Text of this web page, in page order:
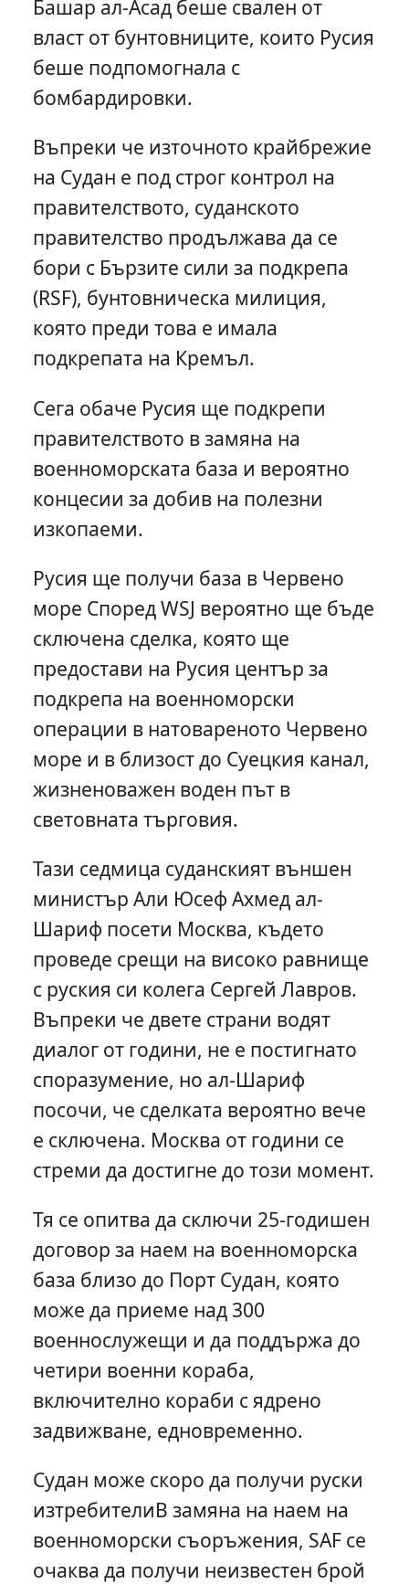
Башар ал-Асад беше свален от
власт от бунтовниците, които Русия
беше подпомогнала с
бомбардировки.
Въпреки че източното крайбрежие
на Судан е под строг контрол на
правителството, суданското
правителство продължава да се
бори с Бързите сили за подкрепа
(RSF), бунтовническа милиция,
която преди това е имала
подкрепата на Кремъл.
Сега обаче Русия ще подкрепи
правителството в замяна на
военноморската база и вероятно
концесии за добив на полезни
изкопаеми.
Русия ще получи база в Червено
море Според WSJ вероятно ще бъде
сключена сделка, която ще
предостави на Русия център за
подкрепа на военноморски
операции в натовареното Червено
море и в близост до Суецкия канал,
жизненоважен воден път в
световната търговия.
Тази седмица суданският външен
министър Али Юсеф Ахмед ал-
Шариф посети Москва, където
проведе срещи на високо равнище
с руския си колега Сергей Лавров.
Въпреки че двете страни водят
диалог от години, не е постигнато
споразумение, но ал-Шариф
посочи, че сделката вероятно вече
е сключена. Москва от години се
стреми да достигне до този момент.
Тя се опитва да сключи 25-годишен
договор за наем на военноморска
база близо до Порт Судан, която
може да приеме над 300
военнослужещи и да поддържа до
четири военни кораба,
включително кораби с ядрено
задвижване, едновременно.
Судан може скоро да получи руски
изтребителиВ замяна на наем на
военноморски съоръжения, SAF се
очаква да получи неизвестен брой